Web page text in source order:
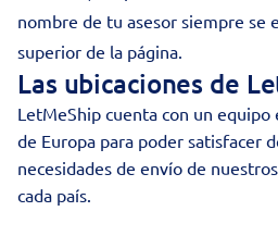
nombre de tu asesor siempre se
superior de la página.
Las ubicaciones de
LetMeShip cuenta con un equipo
de Europa para poder satisfacer
necesidades de envío de
cada país.